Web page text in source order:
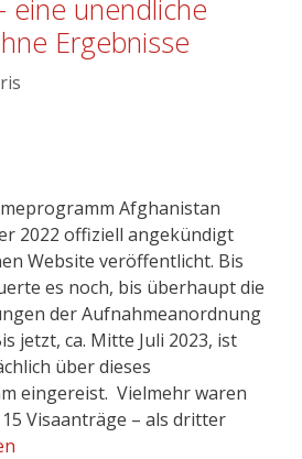
eine unendliche
Ergebnisse
Afghanistan
2022 offiziell angekündigt
Website veröffentlicht. Bis
es noch, bis überhaupt die
der Aufnahmeanordnung
jetzt, ca. Mitte Juli 2023, ist
über dieses
eingereist. Vielmehr waren
Visaanträge – als dritter